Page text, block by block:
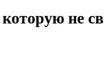
не